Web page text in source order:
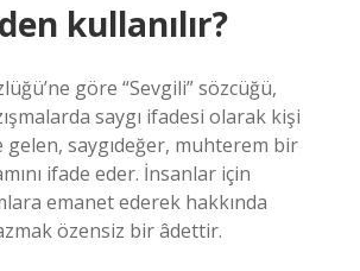
kullanılır?
göre “Sevgili” sözcüğü,
saygı ifadesi olarak kişi
gelen, saygıdeğer, muhterem bir
ifade eder. İnsanlar için
emanet ederek hakkında
özensiz bir âdettir.